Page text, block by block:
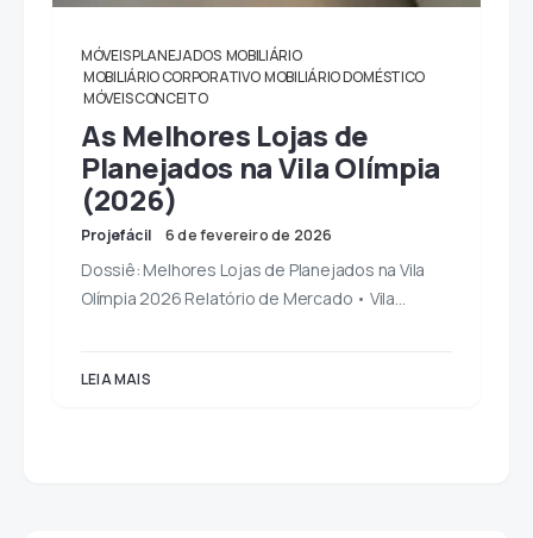
MÓVEIS PLANEJADOS MOBILIÁRIO
MOBILIÁRIO CORPORATIVO MOBILIÁRIO DOMÉSTICO
MÓVEIS CONCEITO
As Melhores Lojas de
Planejados na Vila Olímpia
(2026)
Projefácil 6 de fevereiro de 2026
Dossiê: Melhores Lojas de Planejados na Vila
Olímpia 2026 Relatório de Mercado • Vila…
LEIA MAIS